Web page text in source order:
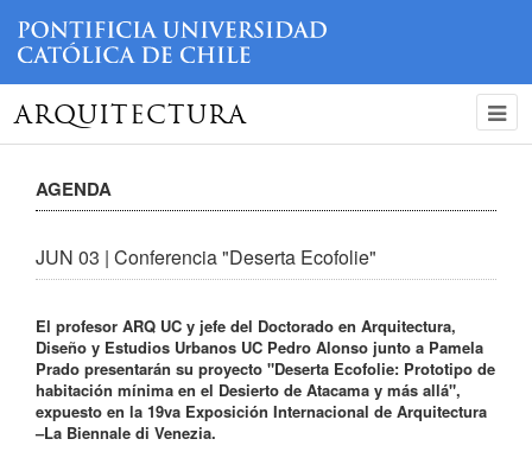
ARQUITECTURA
AGENDA
JUN 03 | Conferencia "Deserta Ecofolie"
El profesor ARQ UC y jefe del Doctorado en Arquitectura,
Diseño y Estudios Urbanos UC Pedro Alonso junto a Pamela
Prado presentarán su proyecto "Deserta Ecofolie: Prototipo de
habitación mínima en el Desierto de Atacama y más allá",
expuesto en la 19va Exposición Internacional de Arquitectura
–La Biennale di Venezia.